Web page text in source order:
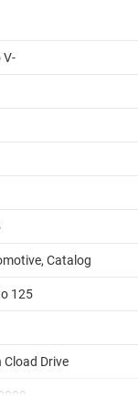
V-
Catalog
125
Cload Drive